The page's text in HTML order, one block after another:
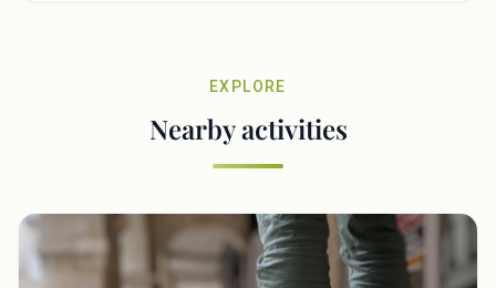
EXPLORE
Nearby activities